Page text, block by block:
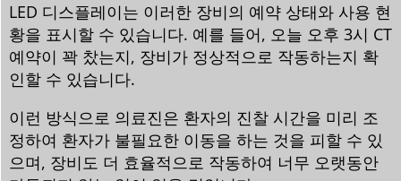
LED 디스플레이는 이러한 장비의 예약 상태와 사용 현
황을 표시할 수 있습니다. 예를 들어, 오늘 오후 3시 CT
예약이 꽉 찼는지, 장비가 정상적으로 작동하는지 확
인할 수 있습니다.
이런 방식으로 의료진은 환자의 진찰 시간을 미리 조
정하여 환자가 불필요한 이동을 하는 것을 피할 수 있
으며, 장비도 더 효율적으로 작동하여 너무 오랫동안